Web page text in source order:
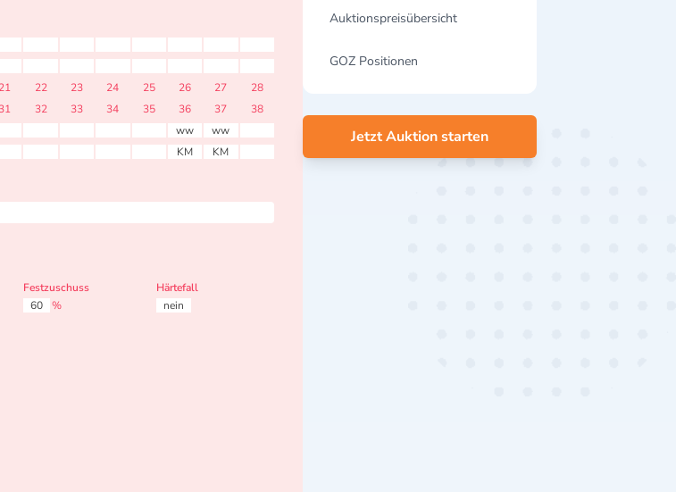
21 22 23 24 25 26 27
28
31 32 33 34 35 36 37
38
ww
ww
KM KM
Festzuschuss
60
%
Härtefall
nein
Auktionspreisübersicht
GOZ Positionen
Jetzt Auktion starten